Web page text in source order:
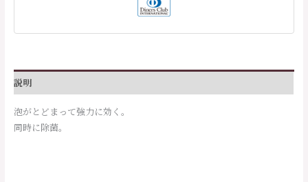
説明
泡がとどまって強力に効く。
同時に除菌。